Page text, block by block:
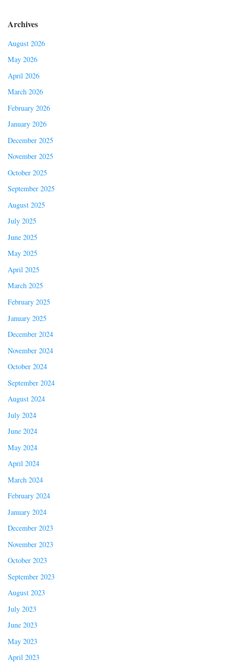
Archives
August 2026
May 2026
April 2026
March 2026
February 2026
January 2026
December 2025
November 2025
October 2025
September 2025
August 2025
July 2025
June 2025
May 2025
April 2025
March 2025
February 2025
January 2025
December 2024
November 2024
October 2024
September 2024
August 2024
July 2024
June 2024
May 2024
April 2024
March 2024
February 2024
January 2024
December 2023
November 2023
October 2023
September 2023
August 2023
July 2023
June 2023
May 2023
April 2023